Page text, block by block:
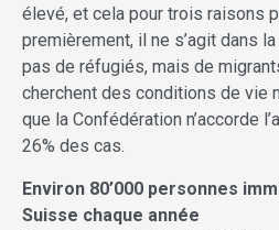
élevé, et cela pour trois raisons
premièrement, il ne s’agit dans
pas de réfugiés, mais de
cherchent des conditions de vie
que la Confédération n’accorde
26% des cas.
Environ 80’000 personnes
Suisse chaque année